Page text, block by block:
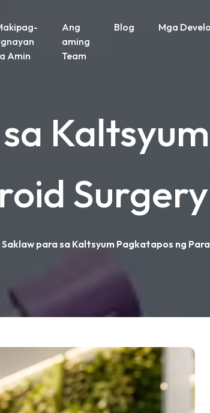
Amin
Ang
aming
Team
Blog Mga
Kaltsyum
Surgery
Saklaw para sa Kaltsyum Pagkatapos ng